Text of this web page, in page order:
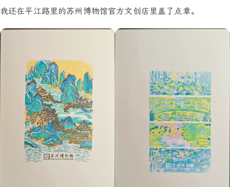
我还在平江路里的苏州博物馆官方文创店里盖了点章。